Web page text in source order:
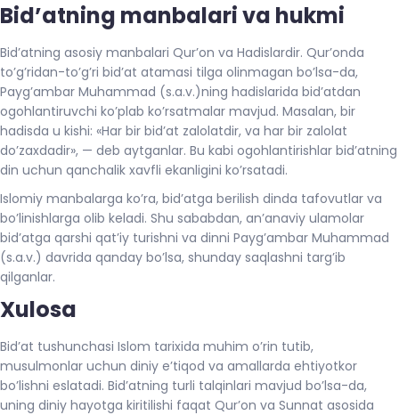
Bid’atning manbalari va hukmi
Bid’atning asosiy manbalari Qur’on va Hadislardir. Qur’onda
to’g’ridan-to’g’ri bid’at atamasi tilga olinmagan bo’lsa-da,
Payg’ambar Muhammad (s.a.v.)ning hadislarida bid’atdan
ogohlantiruvchi ko’plab ko’rsatmalar mavjud. Masalan, bir
hadisda u kishi: «Har bir bid’at zalolatdir, va har bir zalolat
do’zaxdadir», — deb aytganlar. Bu kabi ogohlantirishlar bid’atning
din uchun qanchalik xavfli ekanligini ko’rsatadi.
Islomiy manbalarga ko’ra, bid’atga berilish dinda tafovutlar va
bo’linishlarga olib keladi. Shu sababdan, an’anaviy ulamolar
bid’atga qarshi qat’iy turishni va dinni Payg’ambar Muhammad
(s.a.v.) davrida qanday bo’lsa, shunday saqlashni targ’ib
qilganlar.
Xulosa
Bid’at tushunchasi Islom tarixida muhim o’rin tutib,
musulmonlar uchun diniy e’tiqod va amallarda ehtiyotkor
bo’lishni eslatadi. Bid’atning turli talqinlari mavjud bo’lsa-da,
uning diniy hayotga kiritilishi faqat Qur’on va Sunnat asosida